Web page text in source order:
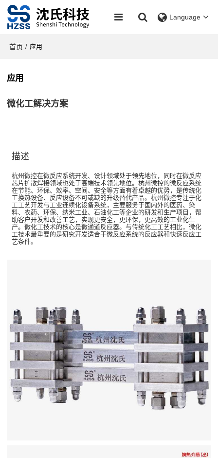
Language
首页 / 应用
应用
微化工解决方案
描述
杭州微控在微反应系统开发、设计领域处于领先地位，同时在微反应
芯片扩散焊接领域也处于高端技术领先地位。杭州微控的微反应系统
在节能、环保、效率、空间、安全等方面有着卓越的优势，是传统化
工换热设备、反应设备不可或缺的升级替代产品。杭州微控专注于化
工工艺开发与工业连续化设备系统，主要服务于国内外的医药、染
料、农药、环保、纳米工业、石油化工等企业的研发和生产项目，帮
助客户开发和改善工艺，实现更安全，更环保，更高效的工业化生
产。微化工技术的核心是微通道反应器。与传统化工工艺相比，微化
工技术最重要的是研究开发适合于微反应系统的反应器和快速反应工
艺条件。